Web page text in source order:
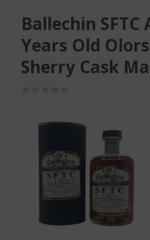
Ballechin SFTC
Years Old
Sherry Cask